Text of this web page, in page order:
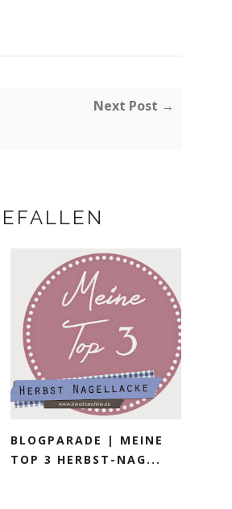
Next Post →
BLOGPARADE | MEINE
TOP 3 HERBST-NAG...